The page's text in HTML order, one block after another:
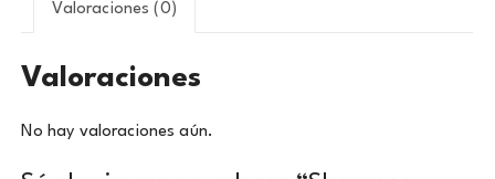
Valoraciones (0)
Valoraciones
No hay valoraciones aún.